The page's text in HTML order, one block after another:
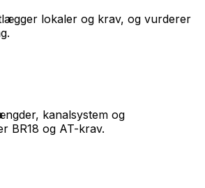
lokaler og krav, og vurderer
kanalsystem og
BR18 og AT-krav.